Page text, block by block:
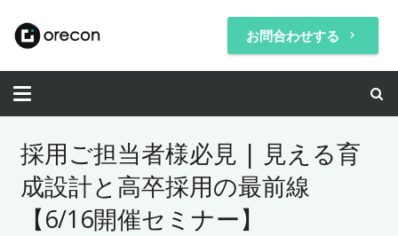
お問合わせする keyboard_arrow_right
採用ご担当者様必見 | 見える育
成設計と高卒採用の最前線
【6/16開催セミナー】